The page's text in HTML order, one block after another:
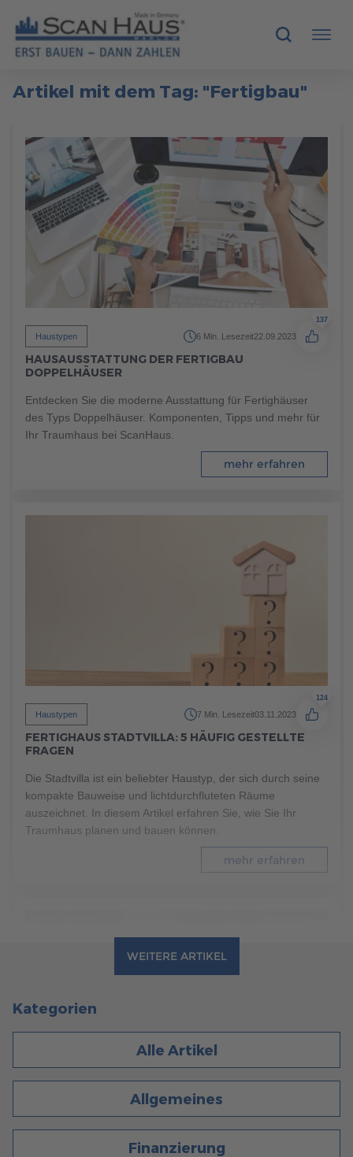
HÄUSER
MUSTERHÄUSER
SCANHAUS-VORTEILE
RUND UMS BAUEN
ÜBER UNS
Brauchen Sie Hilfe?
Artikel mit dem Tag: "Fertigbau"
Haustypen 6 Min. Lesezeit22.09.2023
137
HAUSAUSSTATTUNG DER FERTIGBAU
DOPPELHÄUSER
Entdecken Sie die moderne Ausstattung für Fertighäuser
des Typs Doppelhäuser. Komponenten, Tipps und mehr für
Ihr Traumhaus bei ScanHaus.
mehr erfahren
Haustypen 7 Min. Lesezeit03.11.2023
124
FERTIGHAUS STADTVILLA: 5 HÄUFIG GESTELLTE
FRAGEN
Die Stadtvilla ist ein beliebter Haustyp, der sich durch seine
kompakte Bauweise und lichtdurchfluteten Räume
auszeichnet. In diesem Artikel erfahren Sie, wie Sie Ihr
Traumhaus planen und bauen können.
mehr erfahren
SO ENTSTEHT EIN FERTIGHAUS: DIE BAUWEISE IM
WEITERE ARTIKEL
Kategorien
Alle Artikel
Allgemeines
Finanzierung